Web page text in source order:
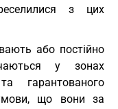
з цих
або постійно
у зонах
гарантованого
що вони за